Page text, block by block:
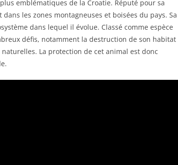
emblématiques de la Croatie. Réputé pour sa
les zones montagneuses et boisées du pays. Sa
dans lequel il évolue. Classé comme espèce
défis, notamment la destruction de son habitat
La protection de cet animal est donc